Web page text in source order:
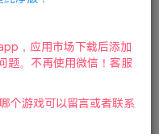
件！
组件或火绒安全，
再安装解压！电脑右下
，应用市场下载后添加
题。不再使用微信！客服
个游戏可以留言或者联系